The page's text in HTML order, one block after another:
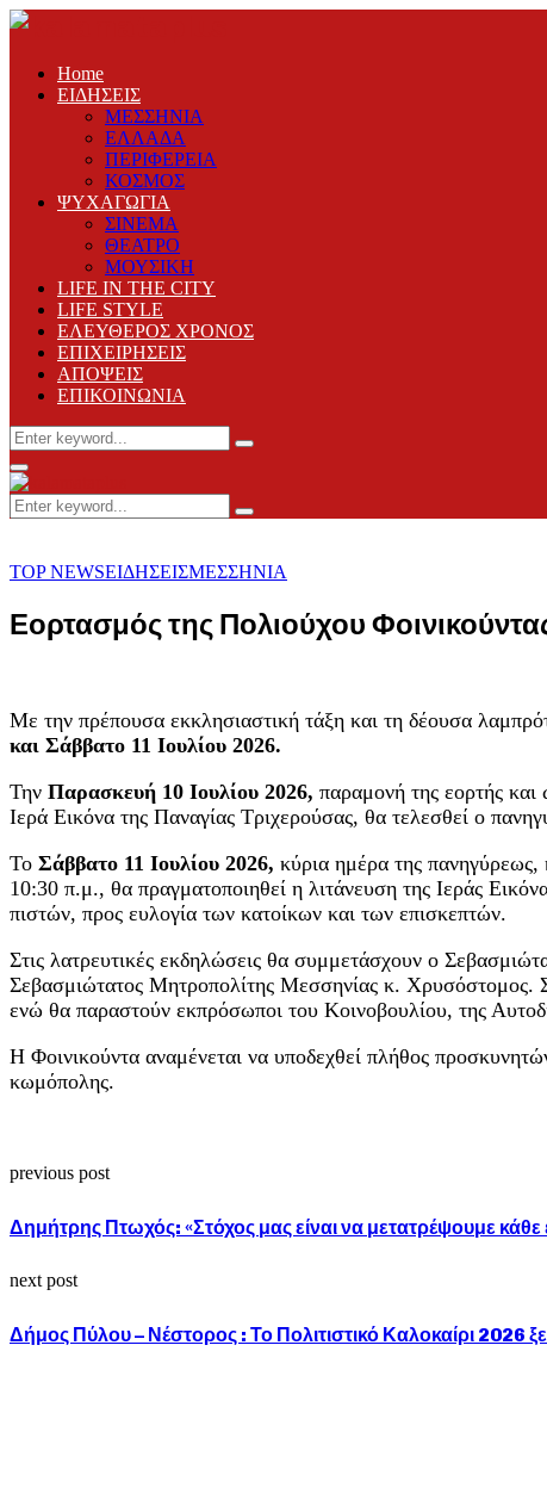
Home
ΕΙΔΗΣΕΙΣ
ΜΕΣΣΗΝΙΑ
ΕΛΛΑΔΑ
ΠΕΡΙΦΕΡΕΙΑ
ΚΟΣΜΟΣ
ΨΥΧΑΓΩΓΙΑ
ΣΙΝΕΜΑ
ΘΕΑΤΡΟ
ΜΟΥΣΙΚΗ
LIFE IN THE CITY
LIFE STYLE
ΕΛΕΥΘΕΡΟΣ ΧΡΟΝΟΣ
ΕΠΙΧΕΙΡΗΣΕΙΣ
ΑΠΟΨΕΙΣ
ΕΠΙΚΟΙΝΩΝΙΑ
Search
for:
Search
Primary
Menu
Search
for:
Search
TOP NEWSΕΙΔΗΣΕΙΣΜΕΣΣΗΝΙΑ
Εορτασμός της Πολιούχου
Με την πρέπουσα εκκλησιαστική τάξη και τη δέουσα
και Σάββατο 11 Ιουλίου 2026.
Την Παρασκευή 10 Ιουλίου 2026, παραμονή της εορτής
Ιερά Εικόνα της Παναγίας Τριχερούσας, θα τελεσθεί ο
Το Σάββατο 11 Ιουλίου 2026, κύρια ημέρα της
10:30 π.μ., θα πραγματοποιηθεί η λιτάνευση της Ιεράς
πιστών, προς ευλογία των κατοίκων και των επισκεπτών.
Στις λατρευτικές εκδηλώσεις θα συμμετάσχουν ο
Σεβασμιώτατος Μητροπολίτης Μεσσηνίας κ.
ενώ θα παραστούν εκπρόσωποι του Κοινοβουλίου, της
Η Φοινικούντα αναμένεται να υποδεχθεί πλήθος
κωμόπολης.
previous post
Δημήτρης Πτωχός: «Στόχος μας είναι να μετατρέψουμε
next post
Δήμος Πύλου – Νέστορος : Το Πολιτιστικό Καλοκαίρι 2026